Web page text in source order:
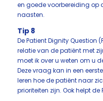
en goede voorbereiding op
naasten.
Tip 8
De Patient Dignity Question
relatie van de patiënt met
moet ik over u weten om u
Deze vraag kan in een
leren hoe de patiënt naar
prioriteiten zijn. Ook helpt de